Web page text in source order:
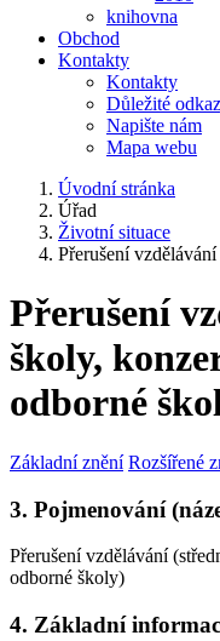
knihovna
Obchod
Kontakty
Kontakty
Důležité
Napište nám
Mapa webu
Úvodní stránka
Úřad
Životní situace
Přerušení
Přerušení
školy,
odborné
Základní znění Rozšířené
3. Pojmenování
Přerušení vzdělávání
odborné školy)
4. Základní